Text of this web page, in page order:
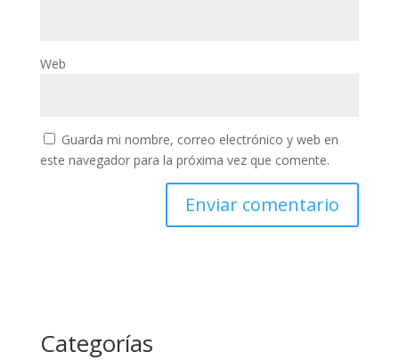
Web
Guarda mi nombre, correo electrónico y web en
este navegador para la próxima vez que comente.
Categorías